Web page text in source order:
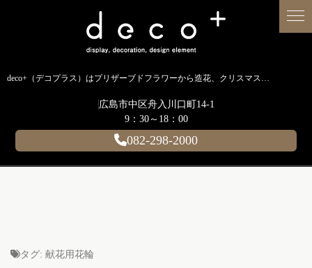
deco+（デコプラス）はプリザーブドフラワーから造花、クリスマス装飾、イルミネーションに至るまで扱う広島のディスプレイ専門ショップです。
広島市中区舟入川口町14-1
9：30～18：00
082-298-2000
タグ: 献花用花輪